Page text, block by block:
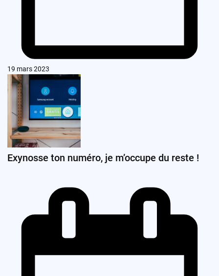
19 mars 2023
Exynosse ton numéro, je m’occupe du reste !